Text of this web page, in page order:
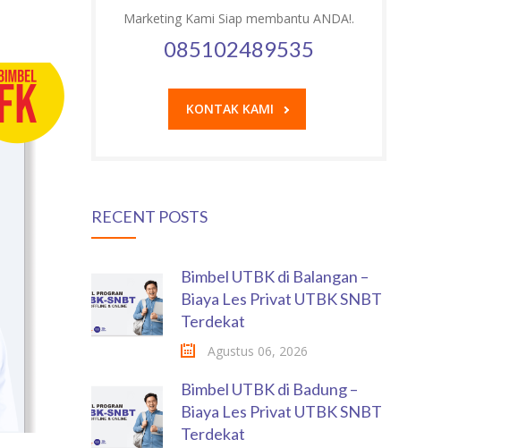
Marketing Kami Siap membantu ANDA!.
085102489535
KONTAK KAMI
RECENT POSTS
Bimbel UTBK di Balangan –
Biaya Les Privat UTBK SNBT
Terdekat
Agustus 06, 2026
Bimbel UTBK di Badung –
Biaya Les Privat UTBK SNBT
Terdekat